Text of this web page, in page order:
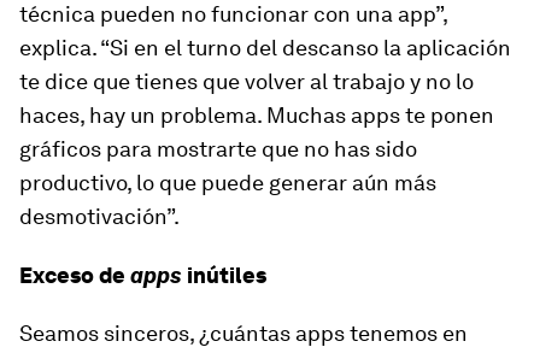
técnica pueden no funcionar con una app”,
explica. “Si en el turno del descanso la aplicación
te dice que tienes que volver al trabajo y no lo
haces, hay un problema. Muchas appste ponen
gráficos para mostrarte que no has sido
productivo, lo que puede generar aún más
desmotivación”.
Exceso de apps inútiles
Seamos sinceros, ¿cuántas appstenemos en